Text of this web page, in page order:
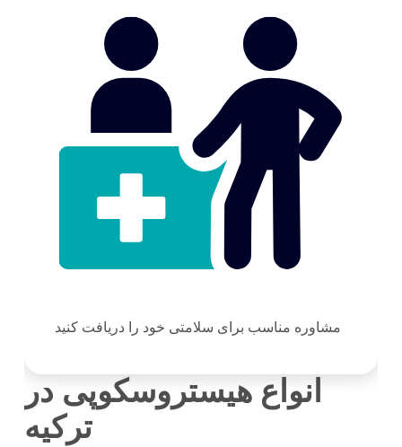
مشاوره مناسب برای سلامتی خود را دریافت کنید
انواع هیستروسکوپی در
ترکیه